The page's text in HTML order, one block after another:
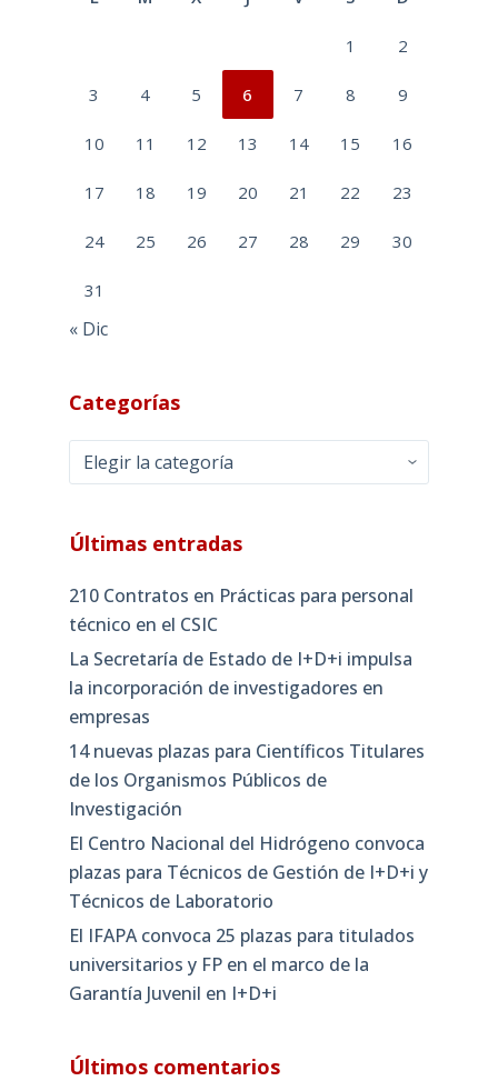
1 2
3 4 5 6 7 8 9
10 11 12 13 14 15 16
17 18 19 20 21 22 23
24 25 26 27 28 29 30
31
« Dic
Categorías
Categorías
Últimas entradas
210 Contratos en Prácticas para personal
técnico en el CSIC
La Secretaría de Estado de I+D+i impulsa
la incorporación de investigadores en
empresas
14 nuevas plazas para Científicos Titulares
de los Organismos Públicos de
Investigación
El Centro Nacional del Hidrógeno convoca
plazas para Técnicos de Gestión de I+D+i y
Técnicos de Laboratorio
El IFAPA convoca 25 plazas para titulados
universitarios y FP en el marco de la
Garantía Juvenil en I+D+i
Últimos comentarios